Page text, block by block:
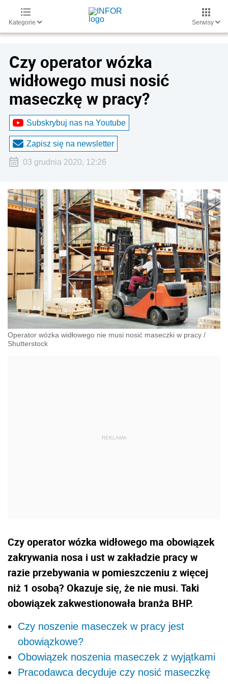
Kategorie Serwisy
Czy operator wózka
widłowego musi nosić
maseczkę w pracy?
Subskrybuj nas na Youtube
Zapisz się na newsletter
03 grudnia 2020, 12:26
Operator wózka widłowego nie musi nosić maseczki w pracy /
Shutterstock
Czy operator wózka widłowego ma obowiązek
zakrywania nosa i ust w zakładzie pracy w
razie przebywania w pomieszczeniu z więcej
niż 1 osobą? Okazuje się, że nie musi. Taki
obowiązek zakwestionowała branża BHP.
Czy noszenie maseczek w pracy jest
obowiązkowe?
Obowiązek noszenia maseczek z wyjątkami
Pracodawca decyduje czy nosić maseczkę